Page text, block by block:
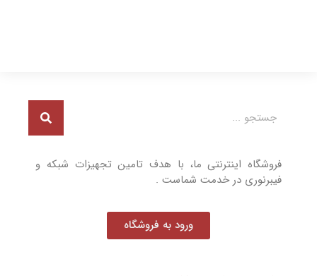
فروشگاه اینترنتی ما، با هدف تامین تجهیزات شبکه و
فیبرنوری در خدمت شماست .
ورود به فروشگاه